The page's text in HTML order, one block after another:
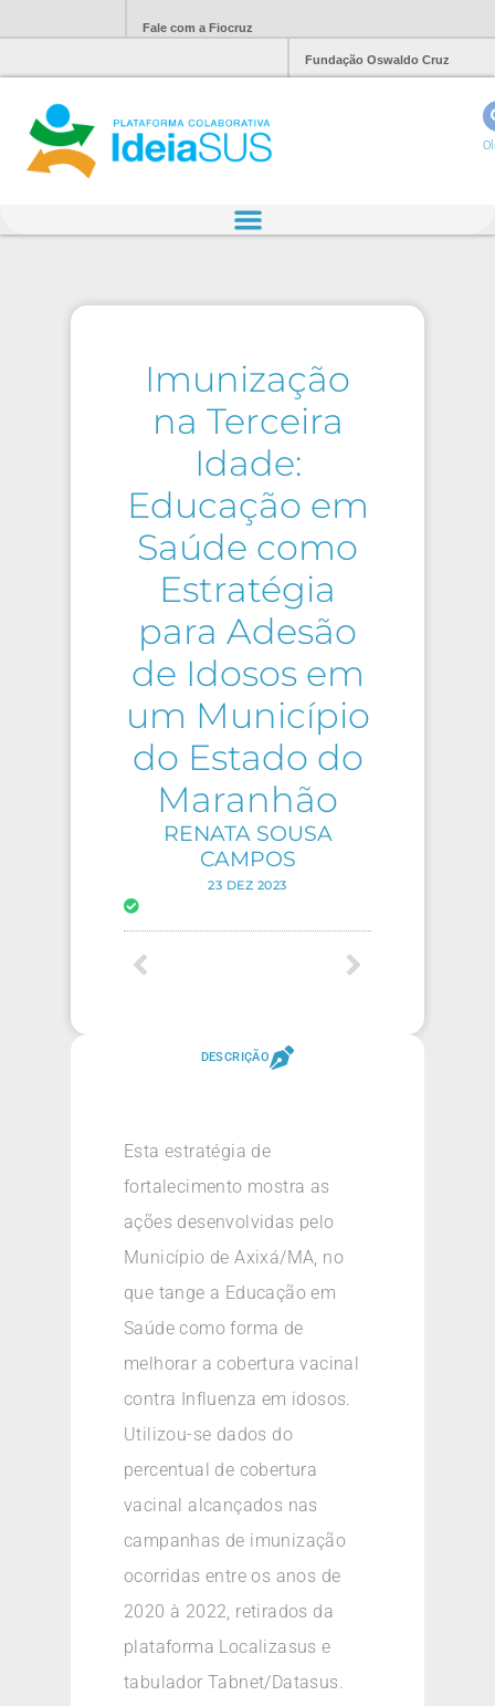
Fale com a Fiocruz
Fundação Oswaldo Cruz
Imunização
na Terceira
Idade:
Educação em
Saúde como
Estratégia
para Adesão
de Idosos em
um Município
do Estado do
Maranhão
RENATA SOUSA
CAMPOS
23 DEZ 2023
DESCRIÇÃO
Esta estratégia de
fortalecimento mostra as
ações desenvolvidas pelo
Município de Axixá/MA, no
que tange a Educação em
Saúde como forma de
melhorar a cobertura vacinal
contra Influenza em idosos.
Utilizou-se dados do
percentual de cobertura
vacinal alcançados nas
campanhas de imunização
ocorridas entre os anos de
2020 à 2022, retirados da
plataforma Localizasus e
tabulador Tabnet/Datasus.